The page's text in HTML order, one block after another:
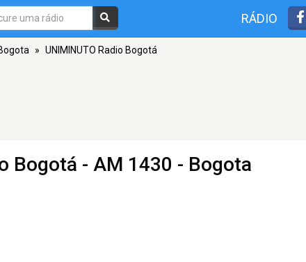
RÁDIO
» UNIMINUTO Radio Bogotá
Bogotá - AM 1430 - Bogota